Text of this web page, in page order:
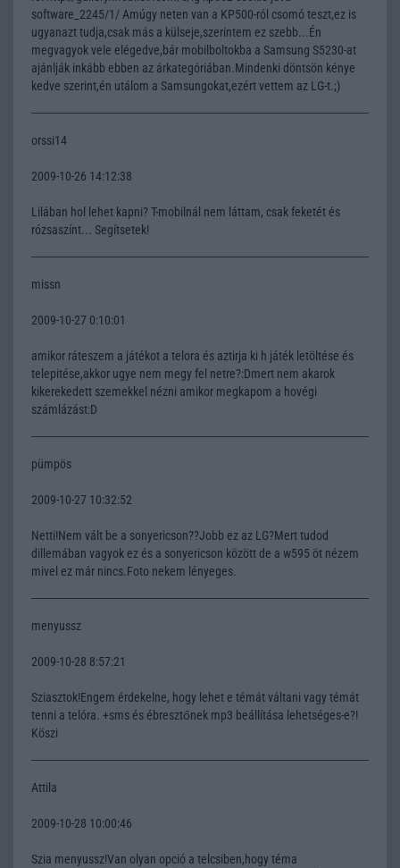
software_2245/1/ Amúgy neten van a KP500-ról csomó teszt,ez is
ugyanazt tudja,csak más a külseje,szerintem ez szebb...Én
megvagyok vele elégedve,bár mobilboltokba a Samsung S5230-at
ajánlják inkább ebben az árkategóriában.Mindenki döntsön kénye
kedve szerint,én utálom a Samsungokat,ezért vettem az LG-t.;)
orssi14
2009-10-26 14:12:38
Lilában hol lehet kapni? T-mobilnál nem láttam, csak feketét és
rózsaszínt... Segítsetek!
missn
2009-10-27 0:10:01
amikor ráteszem a játékot a telora és aztirja ki h játék letöltése és
telepitése,akkor ugye nem megy fel netre?:Dmert nem akarok
kikerekedett szemekkel nézni amikor megkapom a hovégi
számlázást:D
pümpös
2009-10-27 10:32:52
Netti!Nem vált be a sonyericson??Jobb ez az LG?Mert tudod
dillemában vagyok ez és a sonyericson között de a w595 öt nézem
mivel ez már nincs.Foto nekem lényeges.
menyussz
2009-10-28 8:57:21
Sziasztok!Engem érdekelne, hogy lehet e témát váltani vagy témát
tenni a telóra. +sms és ébresztőnek mp3 beállítása lehetséges-e?!
Köszi
Attila
2009-10-28 10:00:46
Szia menyussz!Van olyan opció a telcsiben,hogy téma